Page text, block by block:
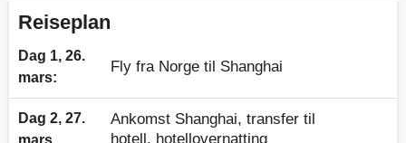
Reiseplan
Dag 1, 26.
mars:
Fly fra Norge til Shanghai
Dag 2, 27.
mars
Ankomst Shanghai, transfer til
hotell, hotellovernatting